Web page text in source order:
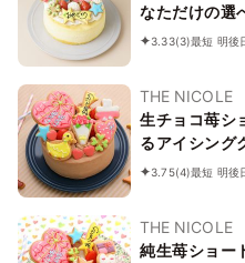
なただけの選
ーキ 5号 選
3.33(3)最短 明後
THE NICOLE
生チョコ苺シ
るアイシング
で楽しい！！
3.75(4)最短 明後
THE NICOLE
純生苺ショー